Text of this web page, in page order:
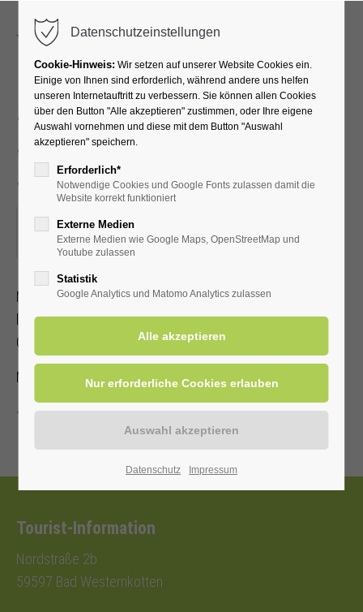
Selbsthypnose - aktivieren
Sie Ihre
Selbstheilungskräfte
24.09.2025, 19:00–20:30
ORT: KURHALLE
Mit Selbsthypnose und mentalem Training können Sie
lernen, Ihre Selbstheilungskräfte zu aktivieren und Ihre
Gesundheit, sowie den Heilungsprozess zu unterstützen.
Mit Kur-/ Einwohnerkarte 6,00 €, ohne 9,00 €
Zurück
Tourist-Information
Nordstraße 2b
59597 Bad Westernkotten
Datenschutzeinstellungen
Cookie-Hinweis: Wir setzen auf unserer Website Cookies ein.
Einige von Ihnen sind erforderlich, während andere uns helfen
unseren Internetauftritt zu verbessern. Sie können allen Cookies
über den Button "Alle akzeptieren" zustimmen, oder Ihre eigene
Auswahl vornehmen und diese mit dem Button "Auswahl
akzeptieren" speichern.
Erforderlich*
Notwendige Cookies und Google Fonts zulassen damit die
Website korrekt funktioniert
Externe Medien
Externe Medien wie Google Maps, OpenStreetMap und
Youtube zulassen
Statistik
Google Analytics und Matomo Analytics zulassen
Datenschutz Impressum